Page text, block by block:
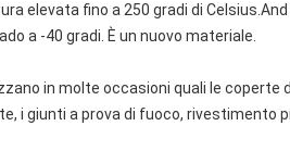
elevata fino a 250 gradi di
a -40 gradi. È un nuovo materiale.
in molte occasioni quali le
i giunti a prova di fuoco,